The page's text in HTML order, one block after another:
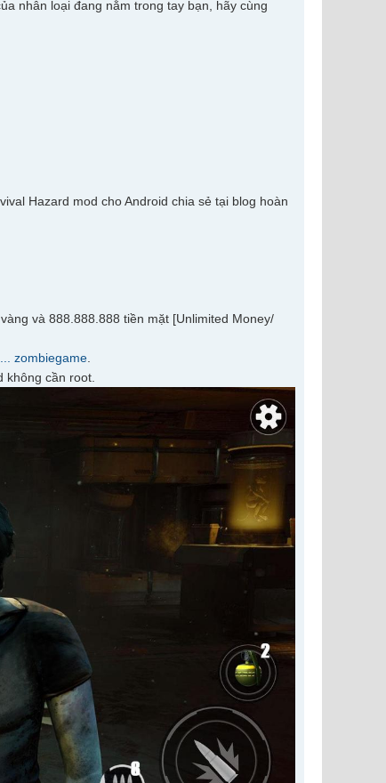
nhân loại đang nằm trong tay bạn, hãy cùng
Hazard mod cho Android chia sẻ tại blog hoàn
và 888.888.888 tiền mặt [Unlimited Money/
zombiegame
không cần root.